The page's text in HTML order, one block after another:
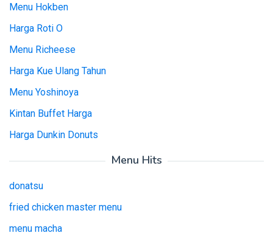
Menu Hokben
Harga Roti O
Menu Richeese
Harga Kue Ulang Tahun
Menu Yoshinoya
Kintan Buffet Harga
Harga Dunkin Donuts
Menu Hits
donatsu
fried chicken master menu
menu macha